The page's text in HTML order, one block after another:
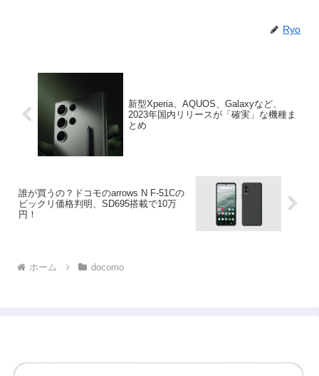
Ryo
新型Xperia、AQUOS、Galaxyなど、
2023年国内リリースが「確実」な機種ま
とめ
誰が買うの？ドコモのarrows N F-51Cの
ビックリ価格判明、SD695搭載で10万
円！
ホーム docomo